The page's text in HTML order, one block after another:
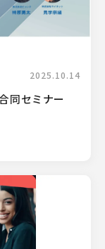
2025.10.14
同セミナー